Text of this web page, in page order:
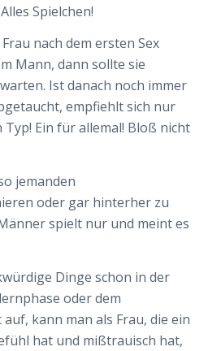
Spielchen!
nach dem ersten Sex
Mann, dann sollte sie
Ist danach noch immer
empfiehlt sich nur
Typ! Ein für allemal! Bloß nicht
jemanden
oder gar hinterher zu
spielt nur und meint es
Dinge schon in der
oder dem
kann man als Frau, die ein
hat und mißtrauisch hat,